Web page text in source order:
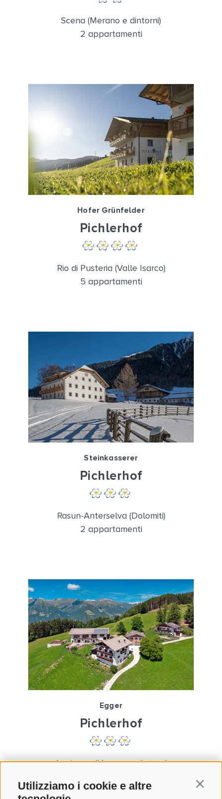
Utilizziamo i cookie e altre
Scena (Merano e dintorni)
2 appartamenti
Hofer Grünfelder
Pichlerhof
Rio di Pusteria (Valle Isarco)
5 appartamenti
Steinkasserer
Pichlerhof
Rasun-Anterselva (Dolomiti)
2 appartamenti
Egger
Pichlerhof
Avelengo (Merano e dintorni)
1 casa per vacanze